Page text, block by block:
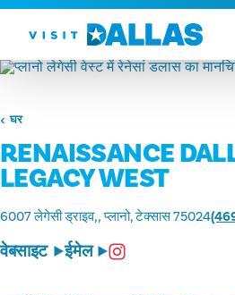
सामग्री पर जाएं
घर
RENAISSANCE
LEGACY WEST
6007 लेगेसी ड्राइव, प्लानो, टेक्सास 75024
वेबसाइट ईमेल